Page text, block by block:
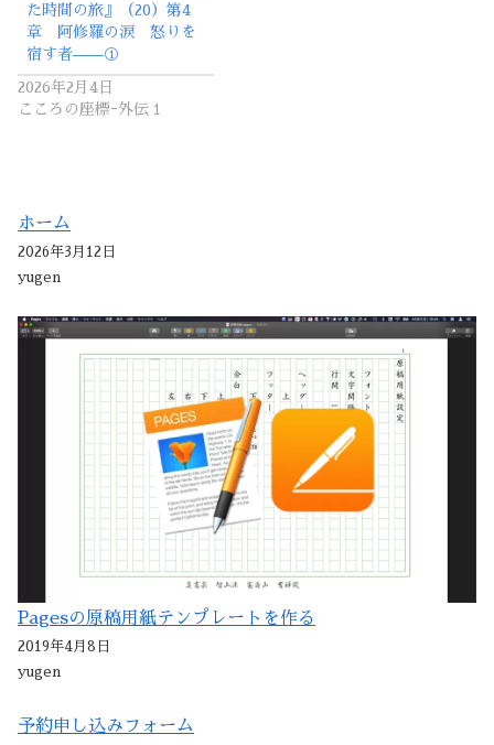
た時間の旅』（20）第4
章 阿修羅の涙 怒りを
宿す者——①
2026年2月4日
こころの座標ｰ外伝１
ホーム
2026年3月12日
yugen
Pagesの原稿用紙テンプレートを作る
2019年4月8日
yugen
予約申し込みフォーム